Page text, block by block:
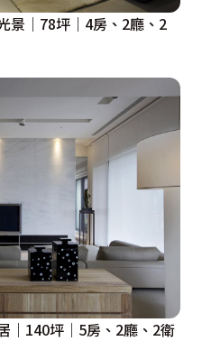
景｜78坪｜4房、2廳、2
｜140坪｜5房、2廳、2衛